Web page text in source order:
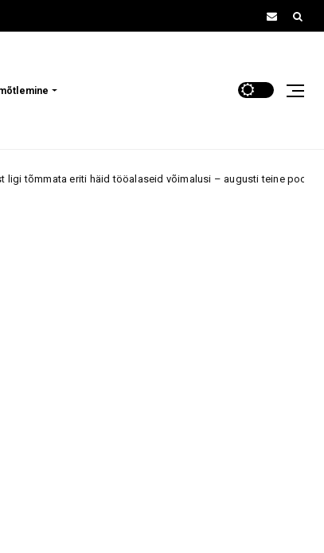
tööalaseid võimalusi – augusti teine pool võib tuua suure